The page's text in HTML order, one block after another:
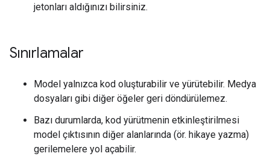
jetonları aldığınızı bilirsiniz.
Sınırlamalar
Model yalnızca kod oluşturabilir ve yürütebilir. Medya
dosyaları gibi diğer öğeler geri döndürülemez.
Bazı durumlarda, kod yürütmenin etkinleştirilmesi
model çıktısının diğer alanlarında (ör. hikaye yazma)
gerilemelere yol açabilir.